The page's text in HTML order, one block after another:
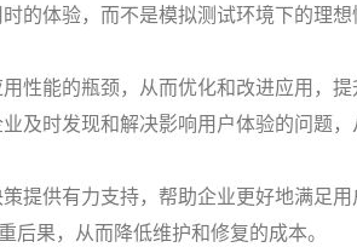
的体验，而不是模拟测试环境下的理
性能的瓶颈，从而优化和改进应用，提
及时发现和解决影响用户体验的问题
提供有力支持，帮助企业更好地满足用
果，从而降低维护和修复的成本。